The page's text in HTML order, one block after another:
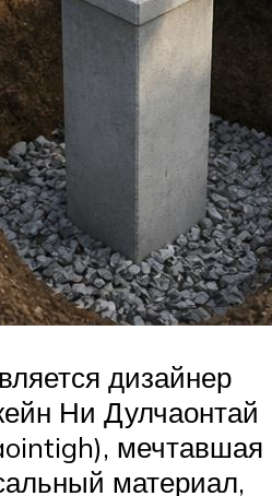
дизайнер
Ни Дулчаонтай
мечтавшая
материал,